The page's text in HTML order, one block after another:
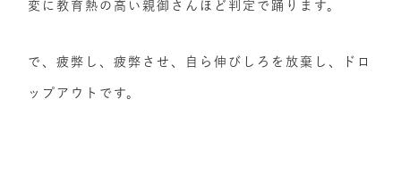
変に教育熱の高い親御さんほど判定で踊ります。
で、疲弊し、疲弊させ、自ら伸びしろを放棄し、ドロ
ップアウトです。